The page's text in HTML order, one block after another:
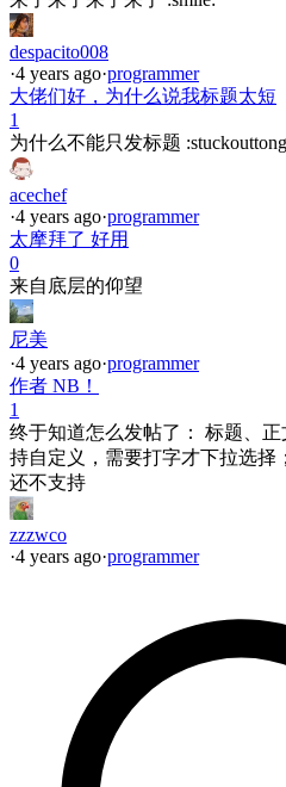
despacito008
·4 years ago·programmer
大佬们好，为什么说我标题太短
1
为什么不能只发标题
acechef
·4 years ago·programmer
太摩拜了 好用
0
来自底层的仰望
尼美
·4 years ago·programmer
作者 NB！
1
终于知道怎么发帖了： 标题、
持自定义，需要打字才下拉选择
还不支持
zzzwco
·4 years ago·programmer